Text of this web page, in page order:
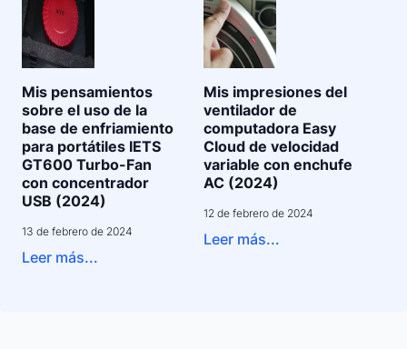
Mis pensamientos
sobre el uso de la
base de enfriamiento
para portátiles IETS
GT600 Turbo-Fan
con concentrador
USB (2024)
13 de febrero de 2024
Leer más...
Mis impresiones del
ventilador de
computadora Easy
Cloud de velocidad
variable con enchufe
AC (2024)
12 de febrero de 2024
Leer más...